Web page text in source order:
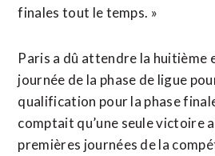
finales tout le temps. »
Paris a dû attendre la huitième
journée de la phase de ligue
qualification pour la phase
comptait qu’une seule victoire
premières journées de la